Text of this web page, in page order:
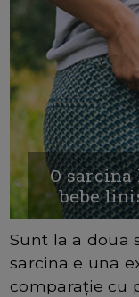
O
bebe
Sunt la a doua
sarcina e una
comparație cu